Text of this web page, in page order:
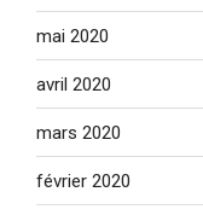
mai 2020
avril 2020
mars 2020
février 2020